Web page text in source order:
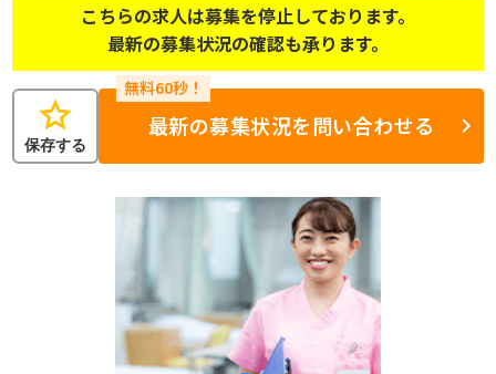
こちらの求人は募集を停止しております。
最新の募集状況の確認も承ります。
star
保存する
最新の募集状況を問い合わせる